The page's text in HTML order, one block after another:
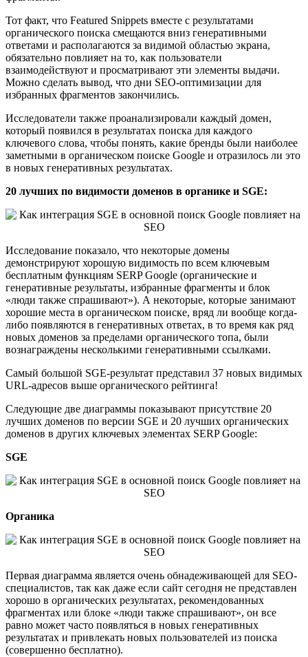
Тот факт, что Featured Snippets вместе с результатами
органического поиска смещаются вниз генеративными
ответами и располагаются за видимой областью экрана,
обязательно повлияет на то, как пользователи
взаимодействуют и просматривают эти элементы выдачи.
Можно сделать вывод, что дни SEO-оптимизации для
избранных фрагментов закончились.
Исследователи также проанализировали каждый домен,
который появился в результатах поиска для каждого
ключевого слова, чтобы понять, какие бренды были наиболее
заметными в органическом поиске Google и отразилось ли это
в новых генеративных результатах.
20 лучших по видимости доменов в органике и SGE:
Исследование показало, что некоторые домены
демонстрируют хорошую видимость по всем ключевым
бесплатным функциям SERP Google (органические и
генеративные результаты, избранные фрагменты и блок
«люди также спрашивают»). А некоторые, которые занимают
хорошие места в органическом поиске, вряд ли вообще когда-
либо появляются в генеративных ответах, в то время как ряд
новых доменов за пределами органического топа, были
вознаграждены несколькими генеративными ссылками.
Самый большой SGE-результат представил 37 новых видимых
URL-адресов выше органического рейтинга!
Следующие две диаграммы показывают присутствие 20
лучших доменов по версии SGE и 20 лучших органических
доменов в других ключевых элементах SERP Google:
SGE
Органика
Первая диаграмма является очень обнадеживающей для SEO-
специалистов, так как даже если сайт сегодня не представлен
хорошо в органических результатах, рекомендованных
фрагментах или блоке «люди также спрашивают», он все
равно может часто появляться в новых генеративных
результатах и привлекать новых пользователей из поиска
(совершенно бесплатно).